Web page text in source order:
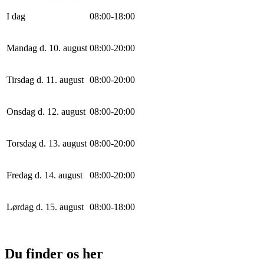
I dag 08:00-18:00
Mandag d. 10. august 08:00-20:00
Tirsdag d. 11. august 08:00-20:00
Onsdag d. 12. august 08:00-20:00
Torsdag d. 13. august 08:00-20:00
Fredag d. 14. august 08:00-20:00
Lørdag d. 15. august 08:00-18:00
Du finder os her